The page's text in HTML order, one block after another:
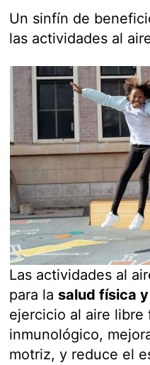
Un sinfín de
las actividades al
Las actividades al
para la salud física
ejercicio al aire libre
inmunológico,
motriz, y reduce el